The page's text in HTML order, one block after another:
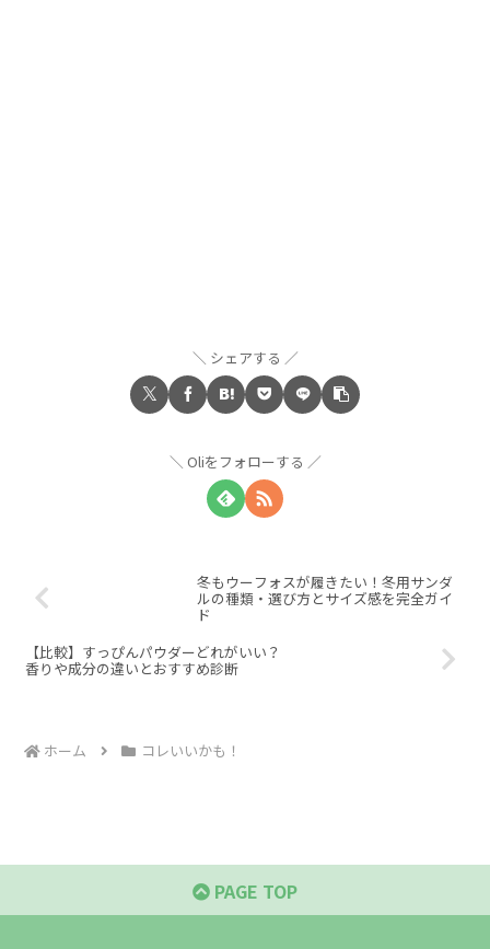
シェアする
Oliをフォローする
冬もウーフォスが履きたい！冬用サンダ
ルの種類・選び方とサイズ感を完全ガイ
ド
【比較】すっぴんパウダーどれがいい？
香りや成分の違いとおすすめ診断
ホーム コレいいかも！
PAGE TOP